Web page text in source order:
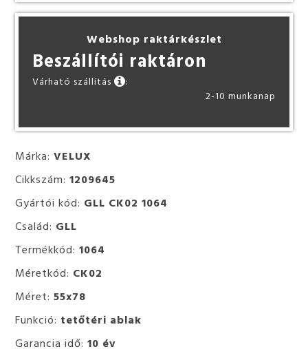
Márka:VELUX
Cikkszám:1209645
Gyártói kód: GLL CK02 1064
Család: GLL
Termékkód:1064
Méretkód: CK02
Méret:55x78
Funkció: tetőtéri ablak
Garancia idő:10 év
Webshop raktárkészlet
Beszállítói raktáron
Várható szállítás
:
2-10 munkanap